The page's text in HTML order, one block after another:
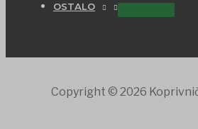
OSTALO
Copyright © 2026